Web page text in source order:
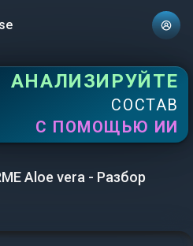
АНАЛИЗИРУЙТЕ
СОСТАВ
С ПОМОЩЬЮ ИИ
Aloe vera - Разбор